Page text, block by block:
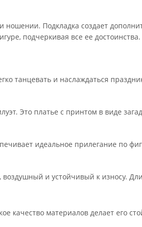
ношении. Подкладка создает
подчеркивая все ее достоинства.
танцевать и наслаждаться
Это платье с принтом в виде
идеальное прилегание по
и устойчивый к износу.
качество материалов делает его